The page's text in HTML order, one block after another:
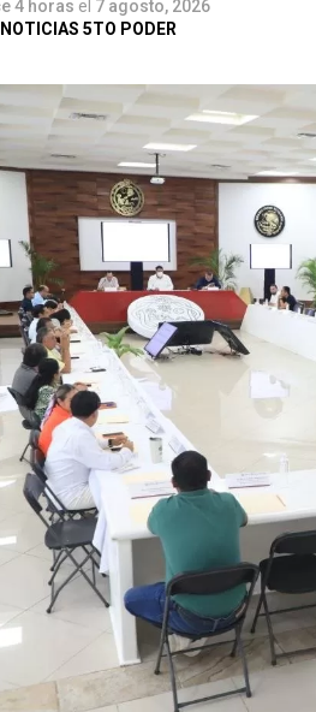
4 horas el 7 agosto, 2026
5TO PODER